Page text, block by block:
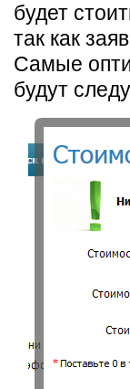
будет
так как
Самые
будут